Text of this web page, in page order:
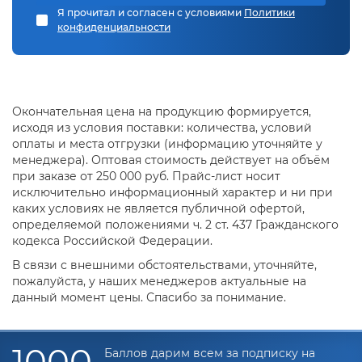
последующей сборки на объекте.
Особенности конструктивного исполнения.
Этапы горячего цинкования в «ПКФ
Экосталь»
Приёмка в работу
Детали группируются по маркам стали и размерам для
оптимизации процесса нанесения покрытия.
Подготовка конструкций
Многократно увеличивает способность защитного
металла взаимодействовать с основанием, тем самым
технологические этапы:
Обезжиривание.
Я прочитал и согласен с условиями Политики
конфиденциальности
Окончательная цена на продукцию формируется,
исходя из условия поставки: количества, условий
оплаты и места отгрузки (информацию уточняйте у
менеджера). Оптовая стоимость действует на объём
при заказе от 250 000 руб. Прайс-лист носит
исключительно информационный характер и ни при
каких условиях не является публичной офертой,
определяемой положениями ч. 2 ст. 437 Гражданского
кодекса Российской Федерации.
В связи с внешними обстоятельствами, уточняйте,
пожалуйста, у наших менеджеров актуальные на
данный момент цены. Спасибо за понимание.
Баллов дарим всем за подписку на